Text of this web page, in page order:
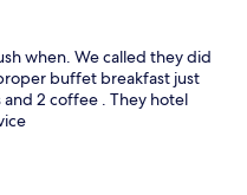
when. We called they did
buffet breakfast just
2 coffee . They hotel